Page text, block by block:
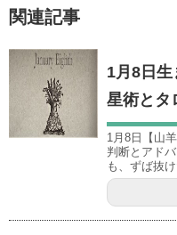
関連記事
1月8日
星術とタ
1月8日【山
判断とアド
も、ずば抜